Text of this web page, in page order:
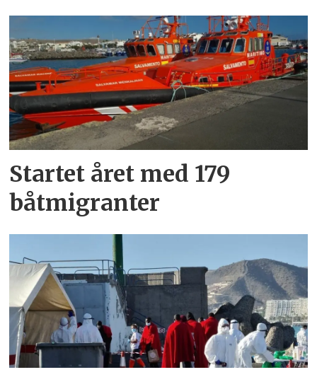
Startet året med 179
båtmigranter